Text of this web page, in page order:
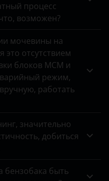
процесс
возможен?
мочевины на
это отсутствием
блоков MCM и
режим,
работать
значительно
добиться
бензобака быть